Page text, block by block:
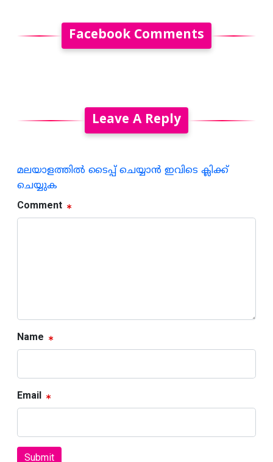
Facebook Comments
Leave A Reply
മലയാളത്തില്‍ ടൈപ്പ് ചെയ്യാന്‍ ഇവിടെ ക്ലിക്ക്
ചെയ്യുക
Comment
Name
Email
Submit